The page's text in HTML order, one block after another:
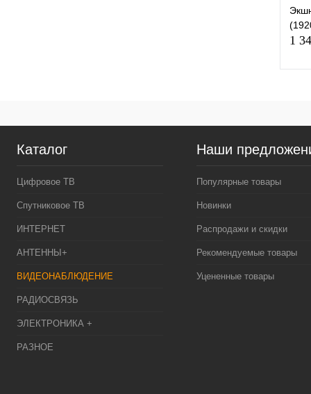
1
Каталог
Цифровое ТВ
Спутниковое ТВ
ИНТЕРНЕТ
АНТЕННЫ+
ВИДЕОНАБЛЮДЕНИЕ
РАДИОСВЯЗЬ
ЭЛЕКТРОНИКА +
РАЗНОЕ
Наши
Популярные товары
Новинки
Распродажи и скидки
Рекомендуемые товары
Уцененные товары